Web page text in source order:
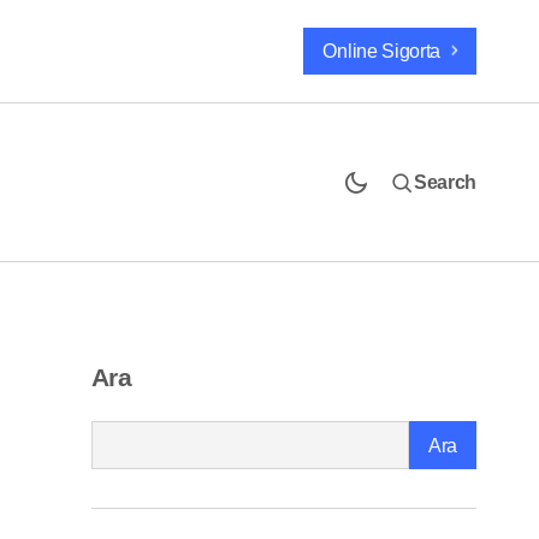
Online Sigorta
Search
Ara
Ara